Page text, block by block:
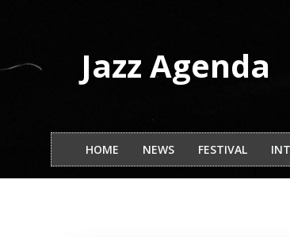
Jazz Agenda
HOME NEWS FESTIVAL